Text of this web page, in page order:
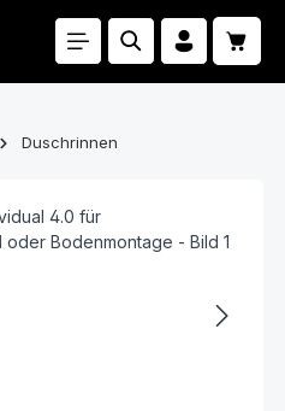
Duschrinnen